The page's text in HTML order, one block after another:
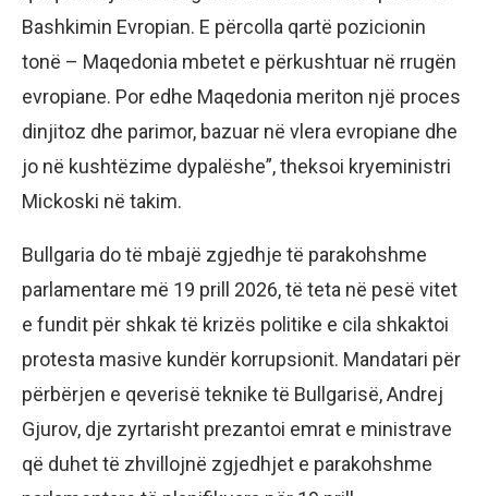
Bashkimin Evropian. E përcolla qartë pozicionin
tonë – Maqedonia mbetet e përkushtuar në rrugën
evropiane. Por edhe Maqedonia meriton një proces
dinjitoz dhe parimor, bazuar në vlera evropiane dhe
jo në kushtëzime dypalëshe”, theksoi kryeministri
Mickoski në takim.
Bullgaria do të mbajë zgjedhje të parakohshme
parlamentare më 19 prill 2026, të teta në pesë vitet
e fundit për shkak të krizës politike e cila shkaktoi
protesta masive kundër korrupsionit. Mandatari për
përbërjen e qeverisë teknike të Bullgarisë, Andrej
Gjurov, dje zyrtarisht prezantoi emrat e ministrave
që duhet të zhvillojnë zgjedhjet e parakohshme